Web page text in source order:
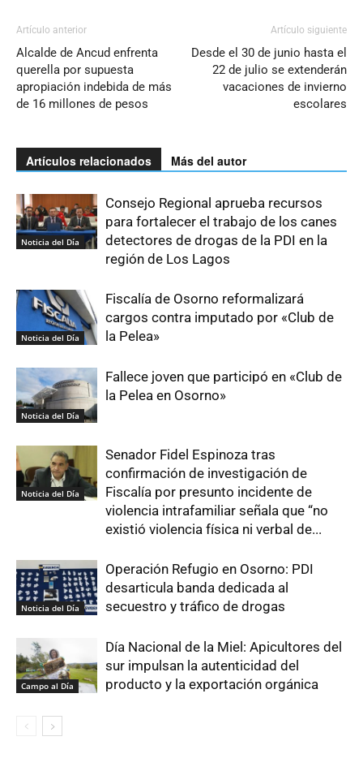
Artículo anterior
Alcalde de Ancud enfrenta
querella por supuesta
apropiación indebida de más
de 16 millones de pesos
Artículo siguiente
Desde el 30 de junio hasta el
22 de julio se extenderán
vacaciones de invierno
escolares
Artículos relacionados Más del autor
Noticia del Día
Consejo Regional aprueba recursos
para fortalecer el trabajo de los canes
detectores de drogas de la PDI en la
región de Los Lagos
Noticia del Día
Fiscalía de Osorno reformalizará
cargos contra imputado por «Club de
la Pelea»
Noticia del Día
Fallece joven que participó en «Club de
la Pelea en Osorno»
Noticia del Día
Senador Fidel Espinoza tras
confirmación de investigación de
Fiscalía por presunto incidente de
violencia intrafamiliar señala que “no
existió violencia física ni verbal de...
Noticia del Día
Operación Refugio en Osorno: PDI
desarticula banda dedicada al
secuestro y tráfico de drogas
Campo al Día
Día Nacional de la Miel: Apicultores del
sur impulsan la autenticidad del
producto y la exportación orgánica